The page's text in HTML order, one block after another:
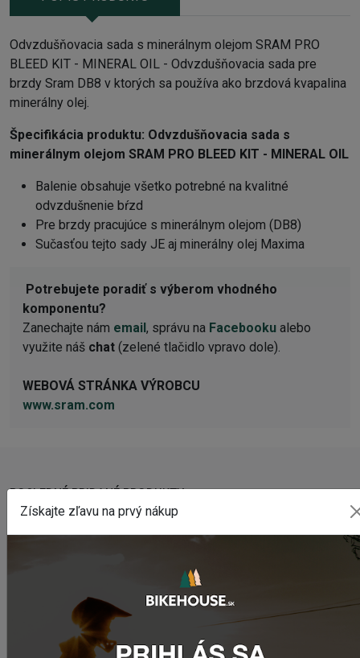
Odvzdušňovacia sada s minerálnym olejom SRAM PRO
BLEED KIT - MINERAL OIL - Odvzdušňovacia sada pre
brzdy Sram DB8 v ktorých sa používa ako brzdová kvapalina
minerálny olej.
Špecifikácia produktu: Odvzdušňovacia sada s
minerálnym olejom SRAM PRO BLEED KIT - MINERAL OIL
Balenie obsahuje všetko potrebné na kvalitné
odvzdušnenie bŕzd
Pre brzdy pracujúce s minerálnym olejom (DB8)
Sučasťou tejto sady JE aj minerálny olej Maxima
Potrebujete poradiť s výberom vhodného
komponentu?
Zanechajte nám email, správu na Facebooku alebo
využite náš chat (zelené tlačidlo vpravo dole).
WEBOVÁ STRÁNKA VÝROBCU
www.sram.com
POSLEDNÉ PRIDANÉ PRODUKTY
Sedlo CHROMAG LIMBER
Zimušné Rukavice CHROMAG SIGNAL
1 104,44 Kč
Získajte zľavu na prvý nákup